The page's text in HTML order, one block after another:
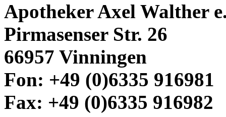
Apotheker Axel Walther
Pirmasenser Str. 26
66957 Vinningen
Fon: +49 (0)6335 916981
Fax: +49 (0)6335 916982